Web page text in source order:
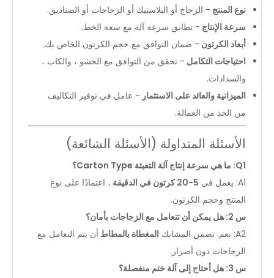
نوع المنتج - الزجاج أو البلاستيك أو الزجاجات أو الصناديق.
سرعة الإنتاج - تطابق سرعة آلة مع سعة الخط.
أبعاد الكرتون - ضمان التوافق مع حجم الكرتون الخاص بك.
احتياجات التكامل - تحقق من التوافق مع الحشو ، والكاب ،
والسدادات.
الميزانية والعائد على الاستثمار - عامل في توفير التكاليف
من الحد من العمالة.
الأسئلة المتداولة (الأسئلة الشائعة)
Q1: ما هي سرعة إنتاج آلة التعبئة Carton Type؟
A1: يعمل في
5-20 كرتون في الدقيقة
، اعتمادًا على نوع
المنتج وحجم الكرتون.
س 2: هل يمكن أن تتعامل مع الزجاجات بأمان؟
A2: نعم. تضمن المشابك
المغطاة بالمطاط أن يتم التعامل مع
الزجاجات دون أضرار.
س 3: هل أحتاج إلى آلة ختم منفصلة؟